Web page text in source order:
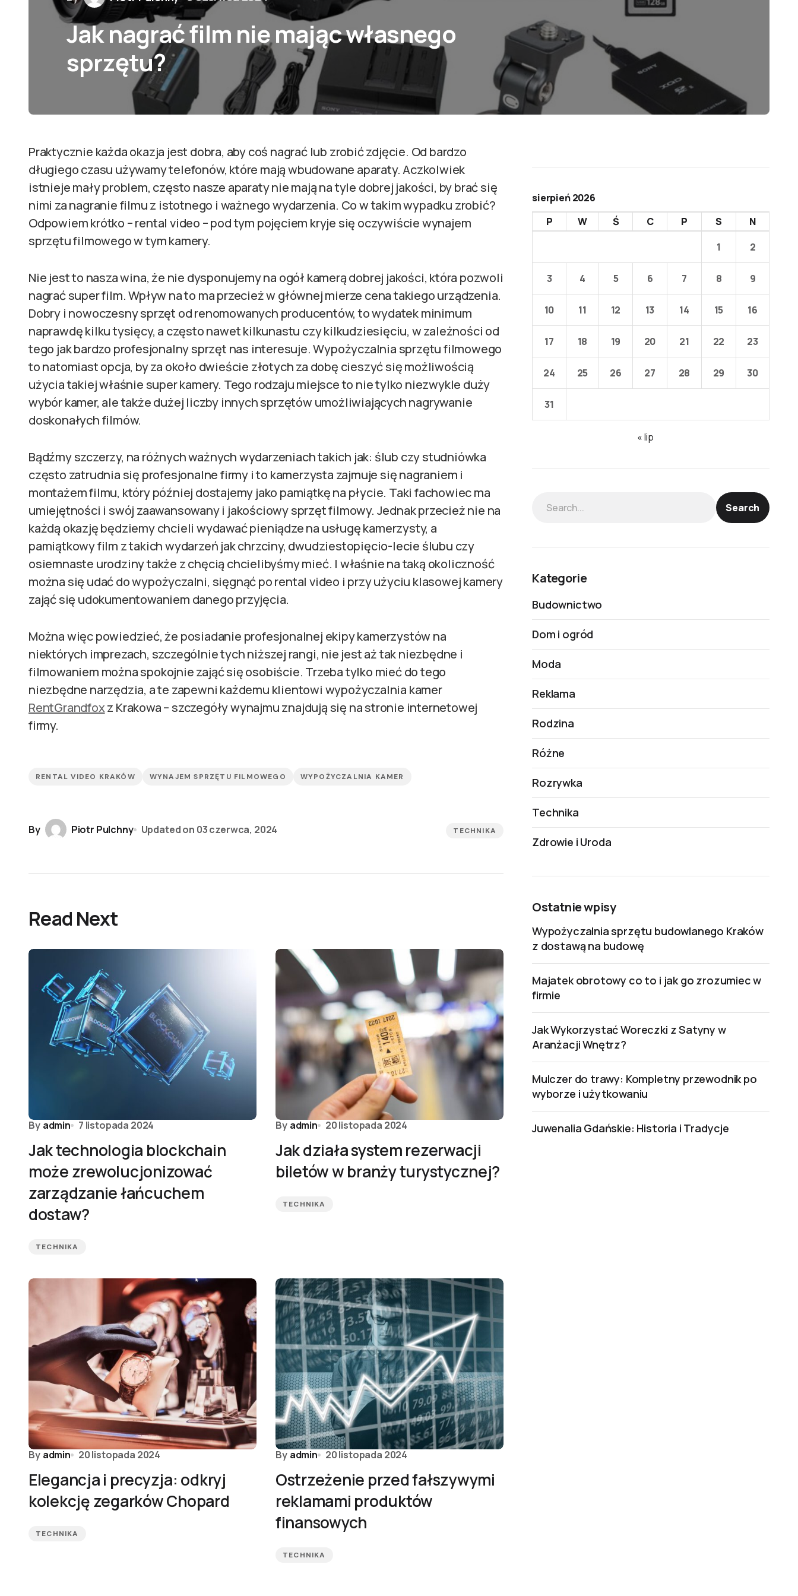
Jak nagrać film nie mając własnego
sprzętu?
Praktycznie każda okazja jest dobra, aby coś nagrać lub zrobić zdjęcie. Od bardzo
długiego czasu używamy telefonów, które mają wbudowane aparaty. Aczkolwiek
istnieje mały problem, często nasze aparaty nie mają na tyle dobrej jakości, by brać się
nimi za nagranie filmu z istotnego i ważnego wydarzenia. Co w takim wypadku zrobić?
Odpowiem krótko – rental video – pod tym pojęciem kryje się oczywiście wynajem
sprzętu filmowego w tym kamery.
Nie jest to nasza wina, że nie dysponujemy na ogół kamerą dobrej jakości, która pozwoli
nagrać super film. Wpływ na to ma przecież w głównej mierze cena takiego urządzenia.
Dobry i nowoczesny sprzęt od renomowanych producentów, to wydatek minimum
naprawdę kilku tysięcy, a często nawet kilkunastu czy kilkudziesięciu, w zależności od
tego jak bardzo profesjonalny sprzęt nas interesuje. Wypożyczalnia sprzętu filmowego
to natomiast opcja, by za około dwieście złotych za dobę cieszyć się możliwością
użycia takiej właśnie super kamery. Tego rodzaju miejsce to nie tylko niezwykle duży
wybór kamer, ale także dużej liczby innych sprzętów umożliwiających nagrywanie
doskonałych filmów.
Bądźmy szczerzy, na różnych ważnych wydarzeniach takich jak: ślub czy studniówka
często zatrudnia się profesjonalne firmy i to kamerzysta zajmuje się nagraniem i
montażem filmu, który później dostajemy jako pamiątkę na płycie. Taki fachowiec ma
umiejętności i swój zaawansowany i jakościowy sprzęt filmowy. Jednak przecież nie na
każdą okazję będziemy chcieli wydawać pieniądze na usługę kamerzysty, a
pamiątkowy film z takich wydarzeń jak chrzciny, dwudziestopięcio-lecie ślubu czy
osiemnaste urodziny także z chęcią chcielibyśmy mieć. I właśnie na taką okoliczność
można się udać do wypożyczalni, sięgnąć po rental video i przy użyciu klasowej kamery
zająć się udokumentowaniem danego przyjęcia.
Można więc powiedzieć, że posiadanie profesjonalnej ekipy kamerzystów na
niektórych imprezach, szczególnie tych niższej rangi, nie jest aż tak niezbędne i
filmowaniem można spokojnie zająć się osobiście. Trzeba tylko mieć do tego
niezbędne narzędzia, a te zapewni każdemu klientowi wypożyczalnia kamer
RentGrandfoxz Krakowa – szczegóły wynajmu znajdują się na stronie internetowej
firmy.
RENTAL VIDEO KRAKÓW WYNAJEM SPRZĘTU FILMOWEGO WYPOŻYCZALNIA KAMER
By Piotr Pulchny Updated on 03 czerwca, 2024 TECHNIKA
Read Next
By admin 7 listopada 2024
Jak technologia blockchain
może zrewolucjonizować
zarządzanie łańcuchem
dostaw?
TECHNIKA
By admin 20 listopada 2024
Jak działa system rezerwacji
biletów w branży turystycznej?
TECHNIKA
By admin 20 listopada 2024
Elegancja i precyzja: odkryj
kolekcję zegarków Chopard
TECHNIKA
By admin 20 listopada 2024
Ostrzeżenie przed fałszywymi
reklamami produktów
finansowych
TECHNIKA
sierpień 2026
P
W Ś C P S
N
1
2
3 4 5 6 7 8 9
10 11 12 13 14 15 16
17 18 19 20 21 22 23
24 25 26 27 28 29 30
31
« lip
Search
Kategorie
Budownictwo
Dom i ogród
Moda
Reklama
Rodzina
Różne
Rozrywka
Technika
Zdrowie i Uroda
Ostatnie wpisy
Wypożyczalnia sprzętu budowlanego Kraków
z dostawą na budowę
Majatek obrotowy co to i jak go zrozumiec w
firmie
Jak Wykorzystać Woreczki z Satyny w
Aranżacji Wnętrz?
Mulczer do trawy: Kompletny przewodnik po
wyborze i użytkowaniu
Juwenalia Gdańskie: Historia i Tradycje